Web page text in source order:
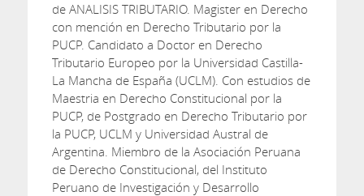
de ANALISIS TRIBUTARIO. Magister en Derecho
con mención en Derecho Tributario por la
PUCP. Candidato a Doctor en Derecho
Tributario Europeo por la Universidad Castilla-
La Mancha de España (UCLM). Con estudios de
Maestria en Derecho Constitucional por la
PUCP, de Postgrado en Derecho Tributario por
la PUCP, UCLM y Universidad Austral de
Argentina. Miembro de la Asociación Peruana
de Derecho Constitucional, del Instituto
Peruano de Investigación y Desarrollo